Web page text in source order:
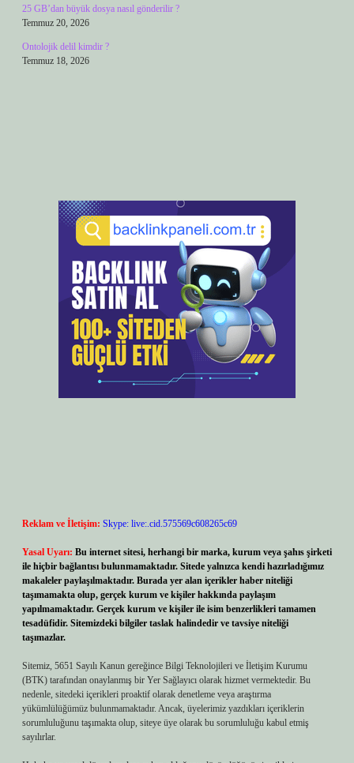
25 GB’dan büyük dosya nasıl gönderilir ?
Temmuz 20, 2026
Ontolojik delil kimdir ?
Temmuz 18, 2026
Reklam ve İletişim: Skype: live:.cid.575569c608265c69
Yasal Uyarı: Bu internet sitesi, herhangi bir marka, kurum veya şahıs şirketi
ile hiçbir bağlantısı bulunmamaktadır. Sitede yalnızca kendi hazırladığımız
makaleler paylaşılmaktadır. Burada yer alan içerikler haber niteliği
taşımamakta olup, gerçek kurum ve kişiler hakkında paylaşım
yapılmamaktadır. Gerçek kurum ve kişiler ile isim benzerlikleri tamamen
tesadüfidir. Sitemizdeki bilgiler taslak halindedir ve tavsiye niteliği
taşımazlar.
Sitemiz, 5651 Sayılı Kanun gereğince Bilgi Teknolojileri ve İletişim Kurumu
(BTK) tarafından onaylanmış bir Yer Sağlayıcı olarak hizmet vermektedir. Bu
nedenle, sitedeki içerikleri proaktif olarak denetleme veya araştırma
yükümlülüğümüz bulunmamaktadır. Ancak, üyelerimiz yazdıkları içeriklerin
sorumluluğunu taşımakta olup, siteye üye olarak bu sorumluluğu kabul etmiş
sayılırlar.